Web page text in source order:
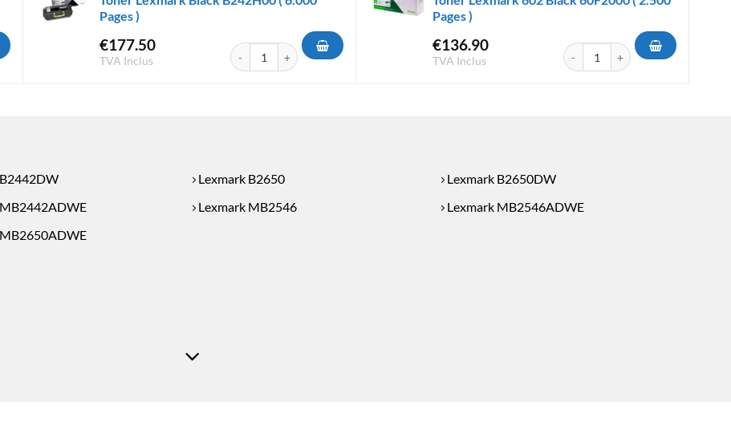
Black B232000 ( 3.000 Pages )
Pages )
€177.50
TVA Inclus
quantité de Toner Lexmark Black B242H00 ( 6.000 Pages )
Pages )
€136.90
TVA Inclus
quantité de Toner Lexmark 602
Lexmark B2650
Lexmark B2650DW
Lexmark MB2546
Lexmark MB2546ADWE